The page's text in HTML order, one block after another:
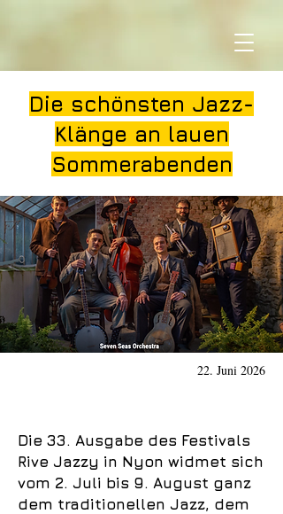
Die schönsten Jazz-
Klänge an lauen
Sommerabenden
22. Juni 2026
Die 33. Ausgabe des Festivals
Rive Jazzy in Nyon widmet sich
vom 2. Juli bis 9. August ganz
dem traditionellen Jazz, dem